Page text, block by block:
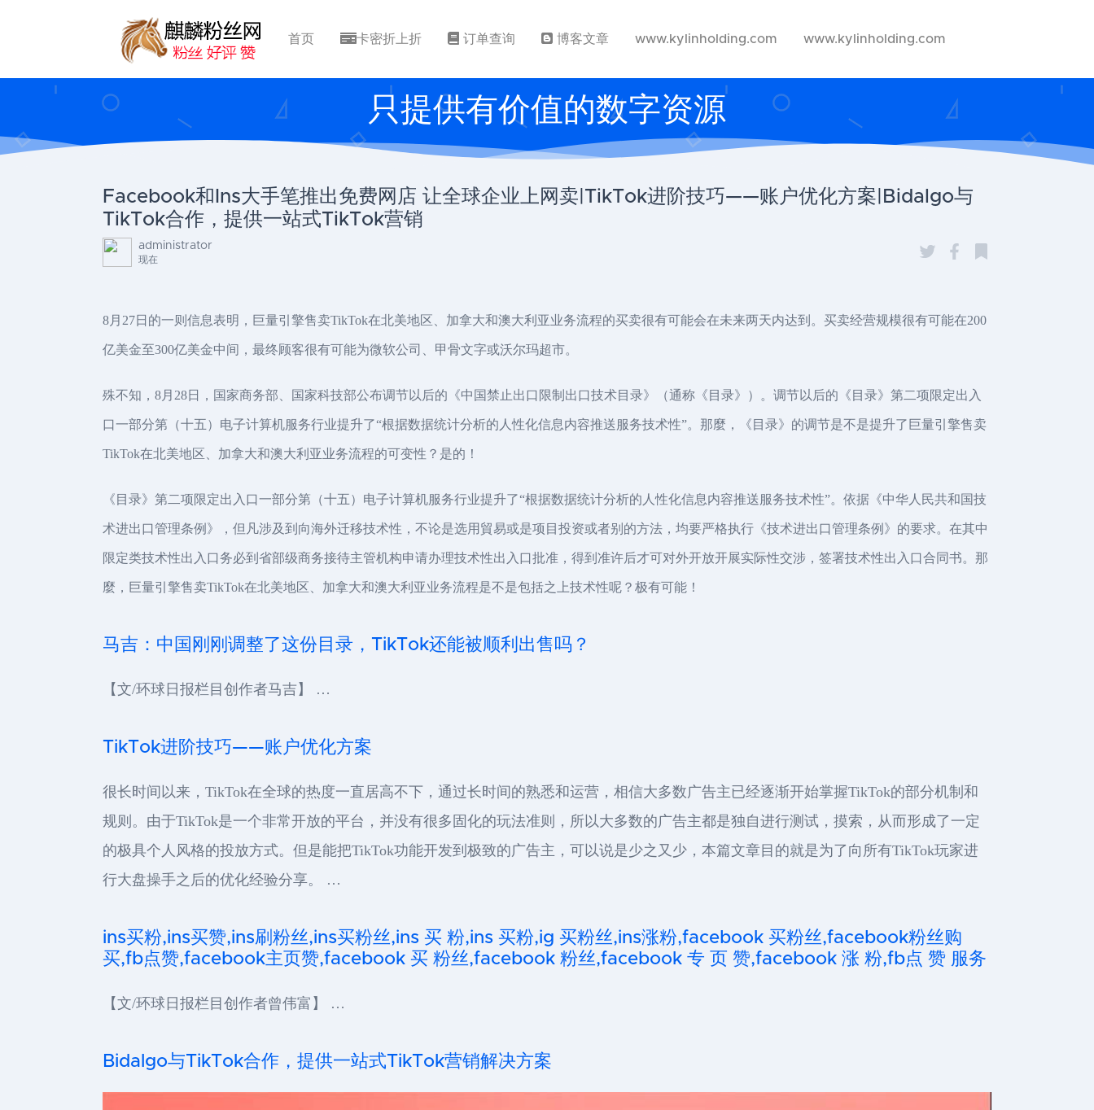
首页 卡密折上折 订单查询 博客文章 www.kylinholding.com www.kylinholding.com
只提供有价值的数字资源
Facebook和Ins大手笔推出免费网店 让全球企业上网卖|TikTok进阶技巧——账户优化方案|Bidalgo与
TikTok合作，提供一站式TikTok营销
administrator
现在
8月27日的一则信息表明，巨量引擎售卖TikTok在北美地区、加拿大和澳大利亚业务流程的买卖很有可能会在未来两天内达到。买卖经营规模很有可能在200
亿美金至300亿美金中间，最终顾客很有可能为微软公司、甲骨文字或沃尔玛超市。
殊不知，8月28日，国家商务部、国家科技部公布调节以后的《中国禁止出口限制出口技术目录》（通称《目录》）。调节以后的《目录》第二项限定出入
口一部分第（十五）电子计算机服务行业提升了“根据数据统计分析的人性化信息内容推送服务技术性”。那麼，《目录》的调节是不是提升了巨量引擎售卖
TikTok在北美地区、加拿大和澳大利亚业务流程的可变性？是的！
《目录》第二项限定出入口一部分第（十五）电子计算机服务行业提升了“根据数据统计分析的人性化信息内容推送服务技术性”。依据《中华人民共和国技
术进出口管理条例》，但凡涉及到向海外迁移技术性，不论是选用貿易或是项目投资或者别的方法，均要严格执行《技术进出口管理条例》的要求。在其中
限定类技术性出入口务必到省部级商务接待主管机构申请办理技术性出入口批准，得到准许后才可对外开放开展实际性交涉，签署技术性出入口合同书。那
麼，巨量引擎售卖TikTok在北美地区、加拿大和澳大利亚业务流程是不是包括之上技术性呢？极有可能！
马吉：中国刚刚调整了这份目录，TikTok还能被顺利出售吗？
【文/环球日报栏目创作者马吉】 …
TikTok进阶技巧——账户优化方案
很长时间以来，TikTok在全球的热度一直居高不下，通过长时间的熟悉和运营，相信大多数广告主已经逐渐开始掌握TikTok的部分机制和
规则。由于TikTok是一个非常开放的平台，并没有很多固化的玩法准则，所以大多数的广告主都是独自进行测试，摸索，从而形成了一定
的极具个人风格的投放方式。但是能把TikTok功能开发到极致的广告主，可以说是少之又少，本篇文章目的就是为了向所有TikTok玩家进
行大盘操手之后的优化经验分享。 …
ins买粉,ins买赞,ins刷粉丝,ins买粉丝,ins 买 粉,ins 买粉,ig 买粉丝,ins涨粉,facebook 买粉丝,facebook粉丝购
买,fb点赞,facebook主页赞,facebook 买 粉丝,facebook 粉丝,facebook 专 页 赞,facebook 涨 粉,fb点 赞 服务
【文/环球日报栏目创作者曾伟富】 …
Bidalgo与TikTok合作，提供一站式TikTok营销解决方案